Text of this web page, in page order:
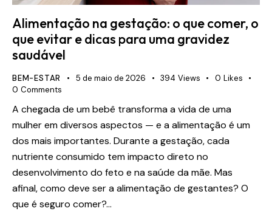
Alimentação na gestação: o que comer, o
que evitar e dicas para uma gravidez
saudável
BEM-ESTAR 5 de maio de 2026 394 Views 0 Likes
0 Comments
A chegada de um bebê transforma a vida de uma
mulher em diversos aspectos — e a alimentação é um
dos mais importantes. Durante a gestação, cada
nutriente consumido tem impacto direto no
desenvolvimento do feto e na saúde da mãe. Mas
afinal, como deve ser a alimentação de gestantes? O
que é seguro comer?…